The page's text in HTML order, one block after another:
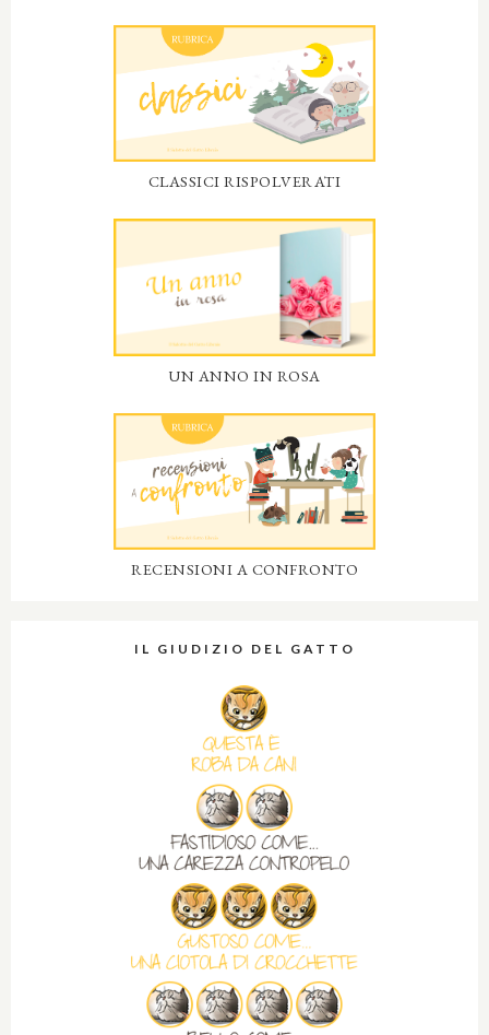
CLASSICI RISPOLVERATI
UN ANNO IN ROSA
RECENSIONI A CONFRONTO
IL GIUDIZIO DEL GATTO